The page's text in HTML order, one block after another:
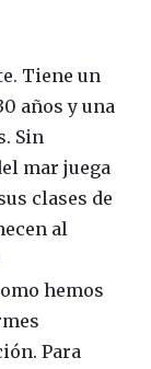
Tiene un
años y una
Sin
mar juega
clases de
al
hemos
Para